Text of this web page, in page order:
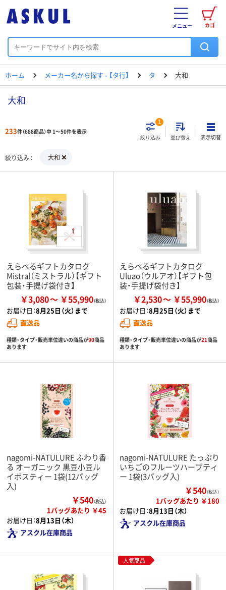
カゴ
メニュー
ホーム メーカー名から探す - 【タ行】 タ 大和
大和
233件（688商品）中 1～50件を表示
絞り込み
1
並び替え 表示切替
絞り込み 大和
えらべるギフトカタログ
Mistral（ミストラル）【ギフト
包装・手提げ袋付き】
￥3,080 ￥55,990
お届け日：8月25日（火）まで
直送品
種類・タイプ・販売単位違いの商品が90商品
あります
えらべるギフトカタログ
Uluao（ウルアオ）【ギフト包
装・手提げ袋付き】
￥2,530 ￥55,990
お届け日：8月25日（火）まで
直送品
種類・タイプ・販売単位違いの商品が21商品
あります
nagomi-NATULURE ふわり香
る オーガニック 黒豆小豆ル
イボスティー 1袋(12バッグ
入)
￥540（税込）
1バッグあたり ￥45
お届け日：8月13日（木）
アスクル在庫商品
nagomi-NATULURE たっぷり
いちごのフルーツハーブティ
ー 1袋(3バッグ入)
￥540（税込）
1バッグあたり ￥180
お届け日：8月13日（木）
アスクル在庫商品
人気商品